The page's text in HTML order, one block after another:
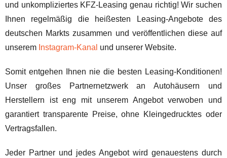
und unkompliziertes KFZ-Leasing genau richtig! Wir suchen
Ihnen regelmäßig die heißesten Leasing-Angebote des
deutschen Markts zusammen und veröffentlichen diese auf
unserem Instagram-Kanal und unserer Website.
Somit entgehen Ihnen nie die besten Leasing-Konditionen!
Unser großes Partnernetzwerk an Autohäusern und
Herstellern ist eng mit unserem Angebot verwoben und
garantiert transparente Preise, ohne Kleingedrucktes oder
Vertragsfallen.
Jeder Partner und jedes Angebot wird genauestens durch